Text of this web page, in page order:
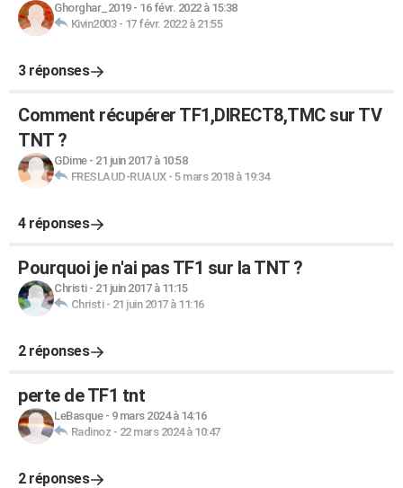
Ghorghar_2019- 16 févr. 2022 à 15:38
Kivin2003- 17 févr. 2022 à 21:55
3 réponses
Comment récupérer TF1,DIRECT8,TMC sur TV
TNT ?
GDime- 21 juin 2017 à 10:58
FRESLAUD-RUAUX- 5 mars 2018 à 19:34
4 réponses
Pourquoi je n'ai pas TF1 sur la TNT ?
Christi- 21 juin 2017 à 11:15
Christi- 21 juin 2017 à 11:16
2 réponses
perte de TF1 tnt
LeBasque- 9 mars 2024 à 14:16
Radinoz - 22 mars 2024 à 10:47
2 réponses